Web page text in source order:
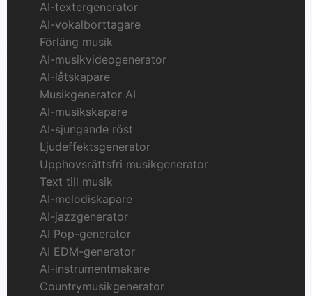
AI-textergenerator
AI-vokalborttagare
Förläng musik
AI-musikvideogenerator
AI-låtskapare
Musikgenerator AI
AI-musikskapare
AI-sjungande röst
Ljudeffektsgenerator
Upphovsrättsfri musikgenerator
Text till musik
AI-melodiskapare
AI-jazzgenerator
AI Pop-generator
AI EDM-generator
AI-instrumentmakare
Countrymusikgenerator